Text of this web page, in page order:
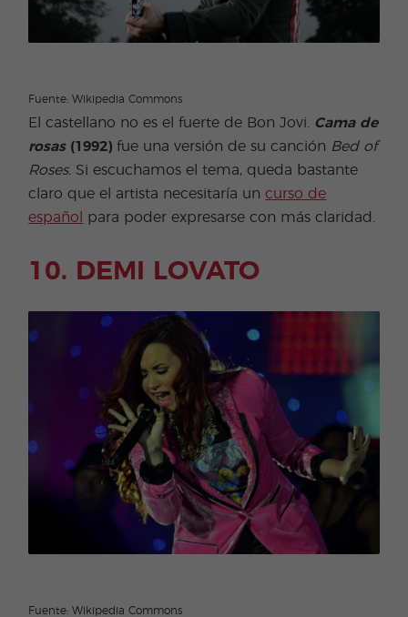
Fuente: Wikipedia Commons
El castellano no es el fuerte de Bon Jovi. Cama de
rosas(1992) fue una versión de su canción Bed of
Roses. Si escuchamos el tema, queda bastante
claro que el artista necesitaría uncurso de
español
para poder expresarse con más claridad.
10. DEMI LOVATO
Fuente: Wikipedia Commons